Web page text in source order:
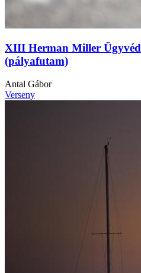
XIII Herman Miller
(pályafutam)
Antal Gábor
Verseny